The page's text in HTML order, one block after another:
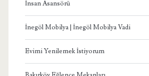
İnsan Asansörü
İnegöl Mobilya | İnegöl Mobilya Vadi
Evimi Yenilemek İstiyorum